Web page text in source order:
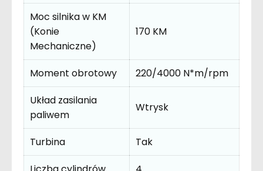
Moc silnika w KM
(Konie
Mechaniczne)
170 KM
Moment obrotowy
220/4000 N*m/rpm
Układ zasilania
paliwem
Wtrysk
Turbina
Tak